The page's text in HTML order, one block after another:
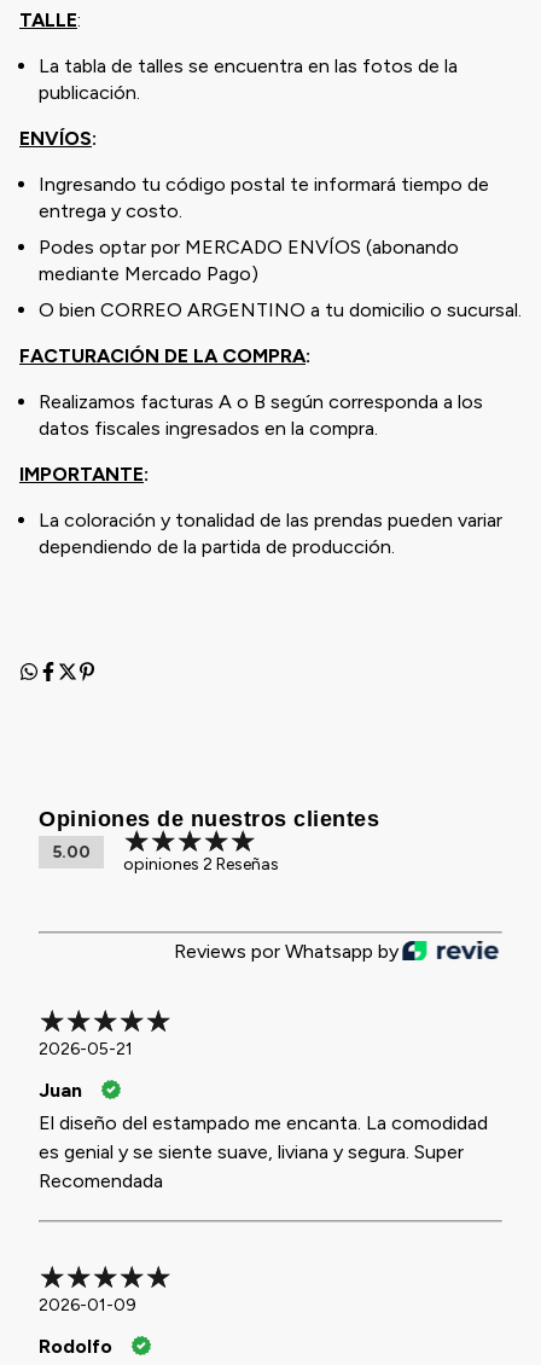
TALLE:
La tabla de talles se encuentra en las fotos de la
publicación.
ENVÍOS:
Ingresando tu código postal te informará tiempo de
entrega y costo.
Podes optar por MERCADO ENVÍOS (abonando
mediante Mercado Pago)
O bien CORREO ARGENTINO a tu domicilio o sucursal.
FACTURACIÓN DE LA COMPRA:
Realizamos facturas A o B según corresponda a los
datos fiscales ingresados en la compra.
IMPORTANTE:
La coloración y tonalidad de las prendas pueden variar
dependiendo de la partida de producción.
Opiniones de nuestros clientes
5.00
opiniones 2 Reseñas
Reviews por Whatsapp by
2026-05-21
Juan
El diseño del estampado me encanta. La comodidad
es genial y se siente suave, liviana y segura. Super
Recomendada
2026-01-09
Rodolfo